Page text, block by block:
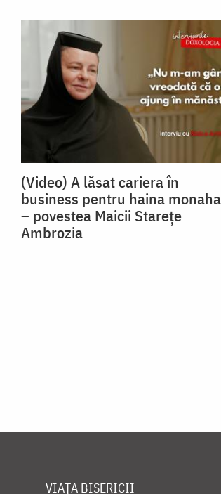
(Video) A lăsat cariera în
business pentru haina
– povestea Maicii Starețe
Ambrozia
VIAȚA BISERICII